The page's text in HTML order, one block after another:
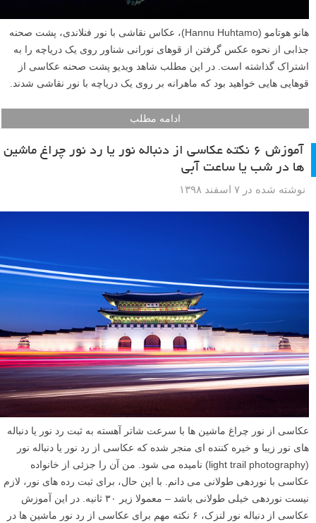
هانو هوتامو (Hannu Huhtamo)، عکاس نقاشی با نور فنلاندی، پشت صحنه
جذابی از نحوه عکس گرفتن از قوهای نورانی شناور روی یک دریاچه را به
اشتراک گذاشته است. در این مطلب شاهد ویدیو پشت صحنه عکاسی از
قوهایی هایی خواهید بود که ماهرانه بر روی یک دریاچه با نور نقاشی شدند.
ادامه مطلب
آموزش ۶ نکته عکاسی از دنباله نور یا رد نور چراغ ماشین
ها در شب یا ساعت آبی
نوشته شده در ۷ اسفند ۱۳۹۸
عکاسی از نور چراغ ماشین ها با سرعت شاتر آهسته به ثبت رد نور یا دنباله
های نور زیبا و خیره کننده ای منجر شده که عکاسی از رد نور یا دنباله نور
(light trail photography) نامیده می شود. من آن را جزئی از خانواده
عکاسی با نوردهی طولانی می دانم. با این حال، برای ثبت رده های نور، لازم
نیست نوردهی خیلی طولانی باشد – معمولا زیر ۳۰ ثانیه. در این آموزش
عکاسی از دنباله نور لنزک، ۶ نکته مهم برای عکاسی از رد نور ماشین ها در